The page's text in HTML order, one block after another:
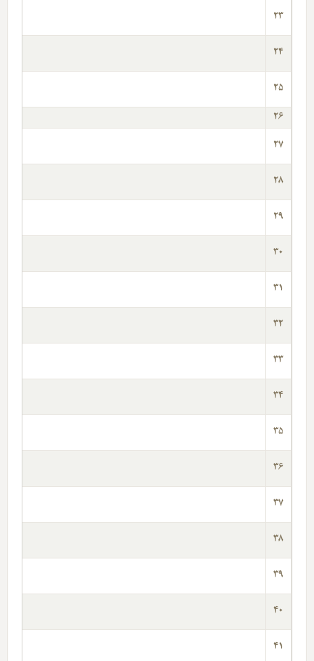
23
24
25
26
27
28
29
30
31
32
33
34
35
36
37
38
39
40
41